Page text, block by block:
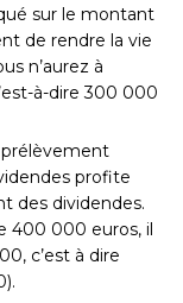
sur le montant
de rendre la vie
n’aurez à
à-dire 300 000
prélèvement
profite
des dividendes.
400 000 euros, il
c’est à dire